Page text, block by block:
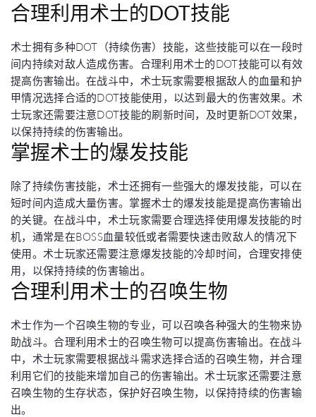
合理利用术士的DOT技能
术士拥有多种DOT（持续伤害）技能，这些技能可以在一段时
间内持续对敌人造成伤害。合理利用术士的DOT技能可以有效
提高伤害输出。在战斗中，术士玩家需要根据敌人的血量和护
甲情况选择合适的DOT技能使用，以达到最大的伤害效果。术
士玩家还需要注意DOT技能的刷新时间，及时更新DOT效果，
以保持持续的伤害输出。
掌握术士的爆发技能
除了持续伤害技能，术士还拥有一些强大的爆发技能，可以在
短时间内造成大量伤害。掌握术士的爆发技能是提高伤害输出
的关键。在战斗中，术士玩家需要合理选择使用爆发技能的时
机，通常是在BOSS血量较低或者需要快速击败敌人的情况下
使用。术士玩家还需要注意爆发技能的冷却时间，合理安排使
用，以保持持续的伤害输出。
合理利用术士的召唤生物
术士作为一个召唤生物的专业，可以召唤各种强大的生物来协
助战斗。合理利用术士的召唤生物可以提高伤害输出。在战斗
中，术士玩家需要根据战斗需求选择合适的召唤生物，并合理
利用它们的技能来增加自己的伤害输出。术士玩家还需要注意
召唤生物的生存状态，保护好召唤生物，以保持持续的伤害输
出。